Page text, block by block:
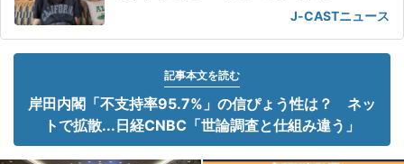
J-CASTニュース
記事本文を読む
岸田内閣「不支持率95.7%」の信ぴょう性は？ ネッ
トで拡散...日経CNBC「世論調査と仕組み違う」